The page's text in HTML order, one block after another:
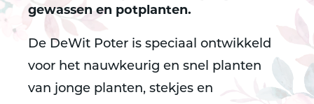
gewassen en potplanten.
De DeWit Poter is speciaal ontwikkeld
voor het nauwkeurig en snel planten
van jonge planten, stekjes en